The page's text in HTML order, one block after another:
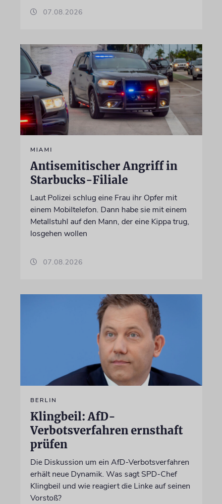
07.08.2026
MIAMI
Antisemitischer Angriff in
Starbucks-Filiale
Laut Polizei schlug eine Frau ihr Opfer mit
einem Mobiltelefon. Dann habe sie mit einem
Metallstuhl auf den Mann, der eine Kippa trug,
losgehen wollen
07.08.2026
BERLIN
Klingbeil: AfD-
Verbotsverfahren ernsthaft
prüfen
Die Diskussion um ein AfD-Verbotsverfahren
erhält neue Dynamik. Was sagt SPD-Chef
Klingbeil und wie reagiert die Linke auf seinen
Vorstoß?